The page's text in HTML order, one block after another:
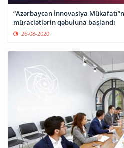
“Azərbaycan İnnovasiya
müraciətlərin qəbuluna başlandı
26-08-2020